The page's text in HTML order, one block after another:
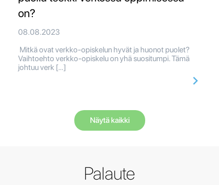
on?
08.08.2023
Mitkä ovat verkko-opiskelun hyvät ja huonot puolet?
Vaihtoehto verkko-opiskelu on yhä suositumpi. Tämä
johtuu verk […]
Näytä kaikki
Palaute